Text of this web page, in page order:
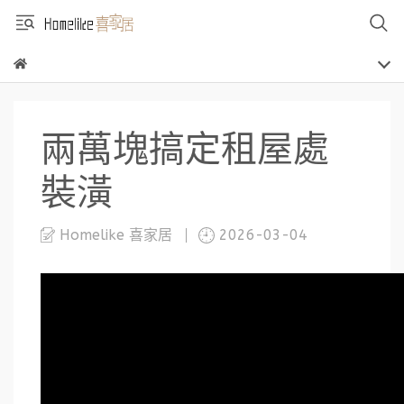
兩萬塊搞定租屋處
裝潢
Homelike 喜家居 2026-03-04